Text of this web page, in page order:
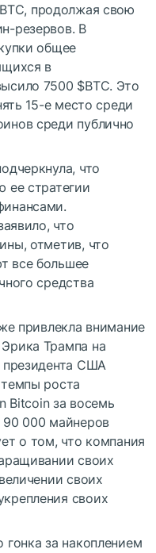
, продолжая свою
резервов. В
общее
в
7500 $BTC. Это
15-е место среди
среди публично
что
ее стратегии
что
отметив, что
все большее
средства
привлекла внимание
Трампа на
президента США
роста
Bitcoin за восемь
90 000 майнеров
о том, что компания
своих
своих
своих
за накоплением